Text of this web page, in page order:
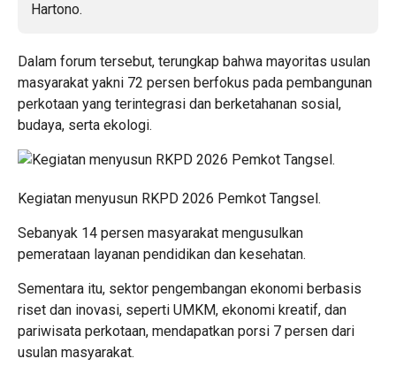
Dalam forum tersebut, terungkap bahwa mayoritas usulan
masyarakat yakni 72 persen berfokus pada pembangunan
perkotaan yang terintegrasi dan berketahanan sosial,
budaya, serta ekologi.
Kegiatan menyusun RKPD 2026 Pemkot Tangsel.
Sebanyak 14 persen masyarakat mengusulkan
pemerataan layanan pendidikan dan kesehatan.
Sementara itu, sektor pengembangan ekonomi berbasis
riset dan inovasi, seperti UMKM, ekonomi kreatif, dan
pariwisata perkotaan, mendapatkan porsi 7 persen dari
usulan masyarakat.